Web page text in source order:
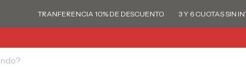
TRANFERENCIA 10% DE DESCUENTO 3 Y 6 CUOTAS SIN INTERÉS